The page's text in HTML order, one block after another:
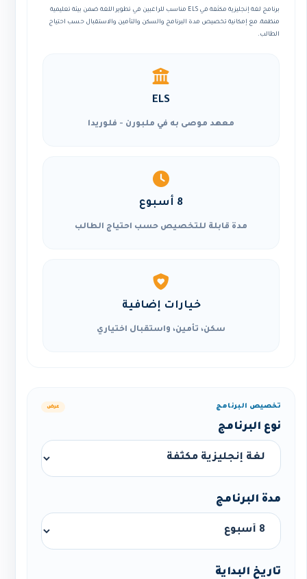
برنامج لغة إنجليزية مكثفة في ELS مناسب للراغبين في تطوير اللغة ضمن بيئة تعليمية
منظمة، مع إمكانية تخصيص مدة البرنامج والسكن والتأمين والاستقبال حسب احتياج
الطالب.
ELS
معهد موصى به في ملبورن - فلوريدا
8 أسبوع
مدة قابلة للتخصيص حسب احتياج الطالب
خيارات إضافية
سكن، تأمين، واستقبال اختياري
تخصيص البرنامج عرض
نوع البرنامج
مدة البرنامج
تاريخ البداية